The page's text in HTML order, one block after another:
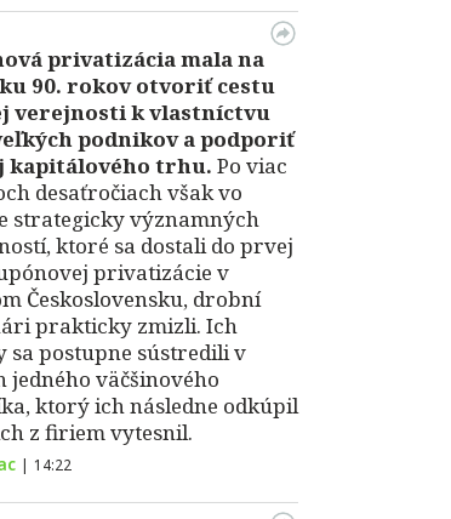
privatizácia mala na
90. rokov otvoriť cestu
verejnosti k vlastníctvu
podnikov a podporiť
kapitálového trhu. Po viac
desaťročiach však vo
strategicky významných
ktoré sa dostali do prvej
privatizácie v
Československu, drobní
prakticky zmizli. Ich
sa postupne sústredili v
jedného väčšinového
ktorý ich následne odkúpil
z firiem vytesnil.
| 14:22